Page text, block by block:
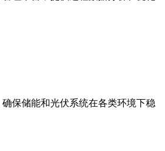
保储能和光伏系统在各类环境下稳